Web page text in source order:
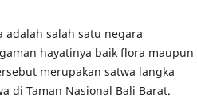
adalah salah satu negara
hayatinya baik flora maupun
merupakan satwa langka
di Taman Nasional Bali Barat.